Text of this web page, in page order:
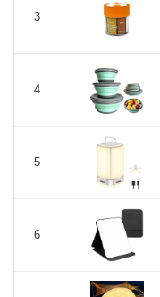
3
4
5
6